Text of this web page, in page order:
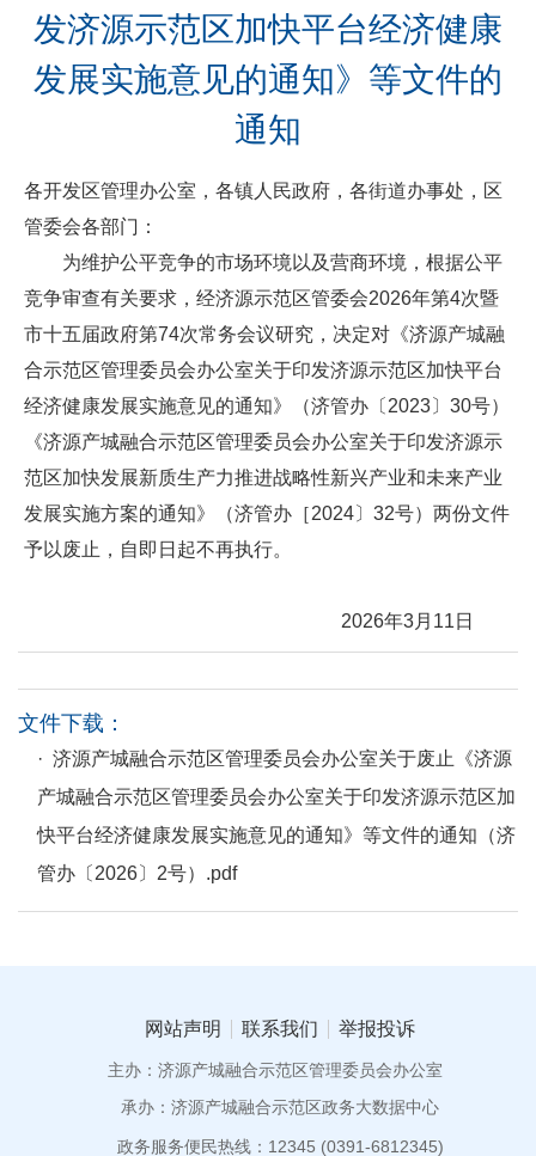
发济源示范区加快平台经济健康
发展实施意见的通知》等文件的
通知
各开发区管理办公室，各镇人民政府，各街道办事处，区
管委会各部门：
为维护公平竞争的市场环境以及营商环境，根据公平
竞争审查有关要求，经济源示范区管委会2026年第4次暨
市十五届政府第74次常务会议研究，决定对《济源产城融
合示范区管理委员会办公室关于印发济源示范区加快平台
经济健康发展实施意见的通知》（济管办〔2023〕30号）
《济源产城融合示范区管理委员会办公室关于印发济源示
范区加快发展新质生产力推进战略性新兴产业和未来产业
发展实施方案的通知》（济管办［2024〕32号）两份文件
予以废止，自即日起不再执行。
2026年3月11日
文件下载：
· 济源产城融合示范区管理委员会办公室关于废止《济源
产城融合示范区管理委员会办公室关于印发济源示范区加
快平台经济健康发展实施意见的通知》等文件的通知（济
管办〔2026〕2号）.pdf
网站声明 联系我们 举报投诉
主办：济源产城融合示范区管理委员会办公室
承办：济源产城融合示范区政务大数据中心
政务服务便民热线：12345 (0391-6812345)